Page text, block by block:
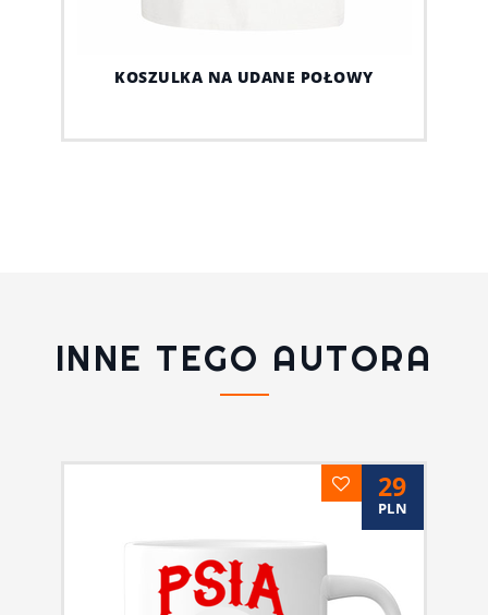
KOSZULKA NA UDANE POŁOWY
INNE TEGO AUTORA
29
PLN